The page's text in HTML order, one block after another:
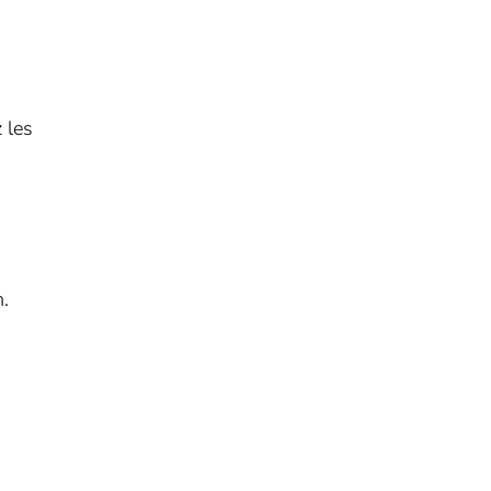
les